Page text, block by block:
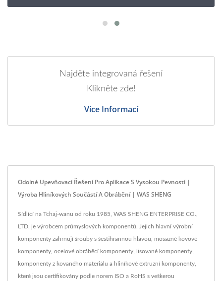
Najděte integrovaná řešení
Klikněte zde!
Více Informací
Odolné Upevňovací Řešení Pro Aplikace S Vysokou Pevností |
Výroba Hliníkových Součástí A Obrábění | WAS SHENG
Sídlící na Tchaj-wanu od roku 1985, WAS SHENG ENTERPRISE CO.,
LTD. je výrobcem průmyslových komponentů. Jejich hlavní výrobní
komponenty zahrnují šrouby s šestihrannou hlavou, mosazné kovové
komponenty, ocelové obráběcí komponenty, lisované komponenty,
komponenty z kovaného materiálu a hliníkové extruzní komponenty,
které jsou certifikovány podle norem ISO a RoHS s veškerou